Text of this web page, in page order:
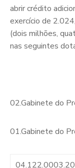
abrir crédito
exercício de
(dois milhões,
nas seguintes
02.Gabinete do
01.Gabinete do